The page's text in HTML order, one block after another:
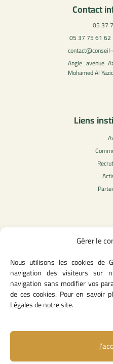
Gérer le
Nous utilisons les cookies de
navigation des visiteurs sur
navigation sans modifier vos
de ces cookies. Pour en savoir
Légales de notre site.
Contact
05 37
05 37 75 61
Angle avenue
Mohamed Al
Liens
Politique